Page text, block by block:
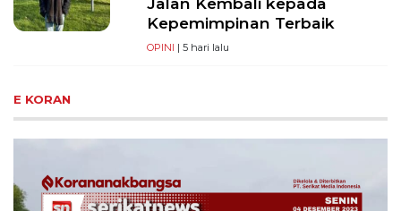
Kepemimpinan Terbaik
OPINI | 5 hari lalu
E KORAN